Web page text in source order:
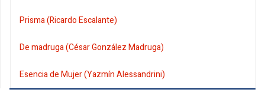
Prisma (Ricardo Escalante)
De madruga (César González Madruga)
Esencia de Mujer (Yazmín Alessandrini)